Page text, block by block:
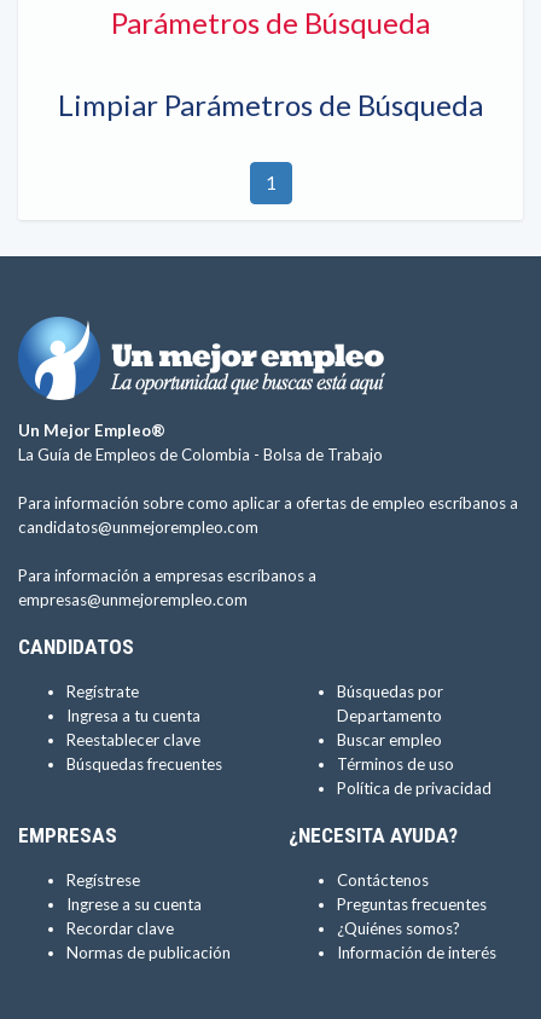
Parámetros de Búsqueda
Limpiar Parámetros de Búsqueda
1
Un Mejor Empleo®
La Guía de Empleos de Colombia - Bolsa de Trabajo
Para información sobre como aplicar a ofertas de empleo escríbanos a
candidatos@unmejorempleo.com
Para información a empresas escríbanos a
empresas@unmejorempleo.com
CANDIDATOS
Regístrate
Ingresa a tu cuenta
Reestablecer clave
Búsquedas frecuentes
Búsquedas por
Departamento
Buscar empleo
Términos de uso
Política de privacidad
EMPRESAS
Regístrese
Ingrese a su cuenta
Recordar clave
Normas de publicación
¿NECESITA AYUDA?
Contáctenos
Preguntas frecuentes
¿Quiénes somos?
Información de interés